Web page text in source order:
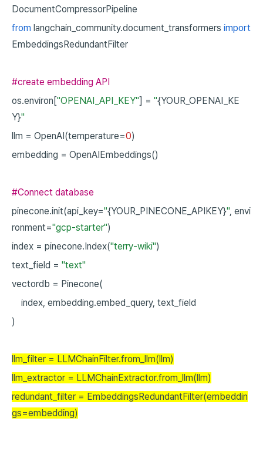
DocumentCompressorPipeline
from langchain_community.document_transformers import
EmbeddingsRedundantFilter
#create embedding API
os.environ["OPENAI_API_KEY"] = "{YOUR_OPENAI_KE
Y}"
llm = OpenAI(temperature=0)
embedding = OpenAIEmbeddings()
#Connect database
pinecone.init(api_key="{YOUR_PINECONE_APIKEY}", envi
ronment="gcp-starter")
index = pinecone.Index("terry-wiki")
text_field = "text"
vectordb = Pinecone(
index, embedding.embed_query, text_field
)
llm_filter = LLMChainFilter.from_llm(llm)
llm_extractor = LLMChainExtractor.from_llm(llm)
redundant_filter = EmbeddingsRedundantFilter(embeddin
gs=embedding)